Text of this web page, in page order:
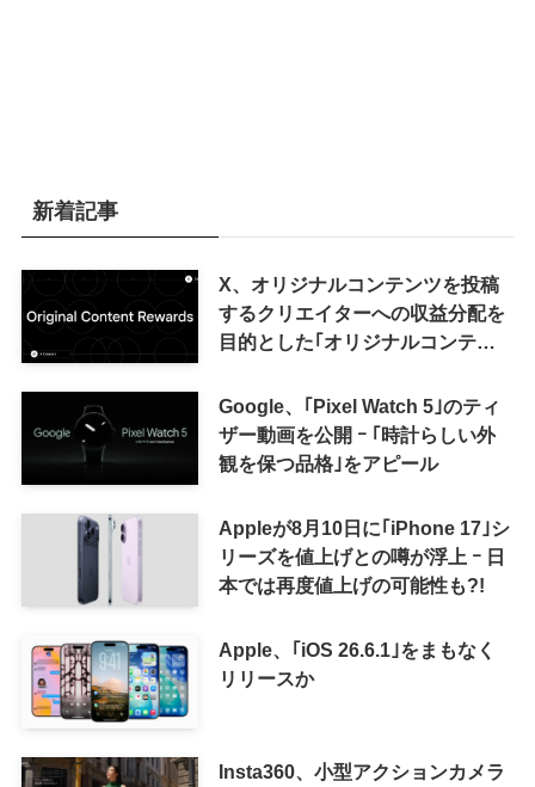
新着記事
X、オリジナルコンテンツを投稿
するクリエイターへの収益分配を
目的とした｢オリジナルコンテン
来の｢収益分配｣は廃止
Google、｢Pixel Watch 5｣のティ
ザー動画を公開 ｰ ｢時計らしい外
観を保つ品格｣をアピール
Appleが8月10日に｢iPhone 17｣シ
リーズを値上げとの噂が浮上 ｰ 日
本では再度値上げの可能性も?!
Apple、｢iOS 26.6.1｣をまもなく
リリースか
Insta360、小型アクションカメラ